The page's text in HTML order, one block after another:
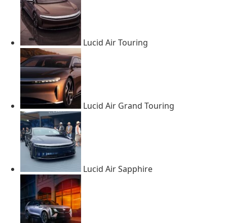
Lucid Air Touring
Lucid Air Grand Touring
Lucid Air Sapphire